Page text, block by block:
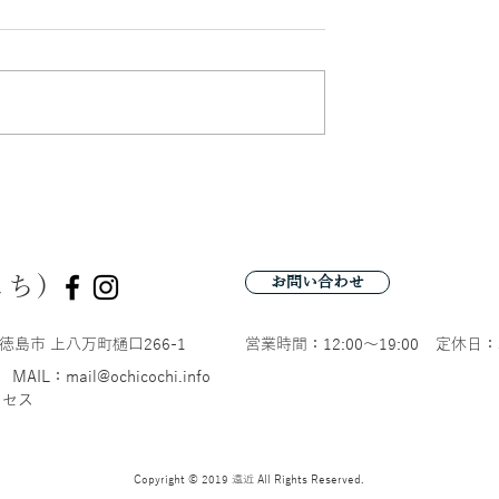
ち)
島市 上八万町樋口266-1
ス
MAIL：mail@ochicochi.info
お問い合わせ
営業時間：12:00〜19:00 定休日
Copyright © 2019 遠近 All Rights Reserved.